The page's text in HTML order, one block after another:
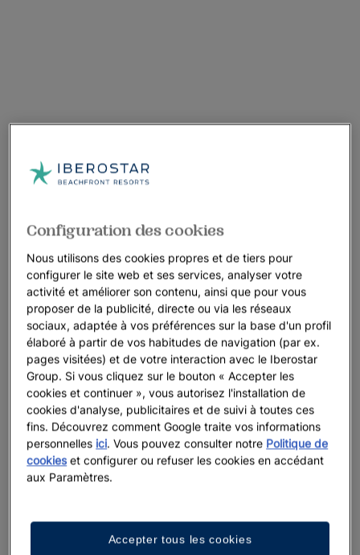
Configuration des cookies
Nous utilisons des cookies propres et de tiers pour
configurer le site web et ses services, analyser votre
activité et améliorer son contenu, ainsi que pour vous
proposer de la publicité, directe ou via les réseaux
sociaux, adaptée à vos préférences sur la base d'un profil
élaboré à partir de vos habitudes de navigation (par ex.
pages visitées) et de votre interaction avec le Iberostar
Group. Si vous cliquez sur le bouton « Accepter les
cookies et continuer », vous autorisez l'installation de
cookies d'analyse, publicitaires et de suivi à toutes ces
fins. Découvrez comment Google traite vos informations
personnelles ici. Vous pouvez consulter notre Politique de
cookies et configurer ou refuser les cookies en accédant
aux Paramètres.
Accepter tous les cookies